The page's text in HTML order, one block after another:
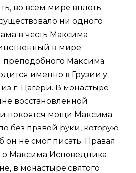
во всем мире вплоть
ни одного
в честь Максима
в мире
Максима
именно в Грузии у
г. Цагери. В монастыре
восстановленной
покоятся мощи Максима
без правой руки, которую
он не смог писать. Правая
Максима Исповедника
в монастыре святого